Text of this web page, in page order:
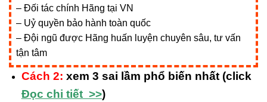
– Đối tác chính Hãng tại VN
– Uỷ quyền bảo hành toàn quốc
– Đội ngũ được Hãng huấn luyện chuyên sâu, tư vấn
tận tâm
Cách 2: xem 3 sai lầm phổ biến nhất (click
Đọc chi tiết >>)